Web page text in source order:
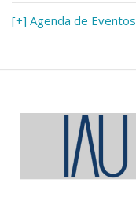
[+] Agenda de Eventos